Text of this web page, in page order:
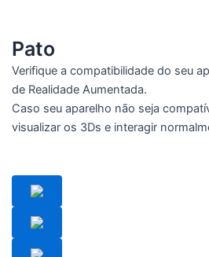
Pato
Verifique a compatibilidade do seu
de Realidade Aumentada.
Caso seu aparelho não seja
visualizar os 3Ds e interagir